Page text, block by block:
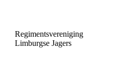
Regimentsvereniging
Limburgse Jagers